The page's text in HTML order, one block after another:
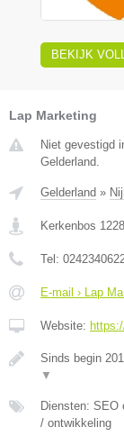
BEKIJK
Lap Marketing
Niet gevestigd
Gelderland.
Gelderland »
Kerkenbos
Tel:
E-mail › Lap
Website:
Sinds begin
▼
Diensten: SEO
/ ontwikkeling